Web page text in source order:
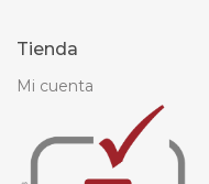
Tienda
Mi cuenta